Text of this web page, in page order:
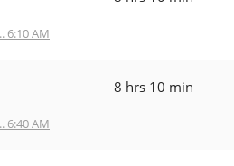
6:10 AM
6:40 AM
8 hrs 10 min